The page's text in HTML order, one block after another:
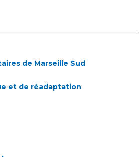
de Marseille Sud
et de réadaptation